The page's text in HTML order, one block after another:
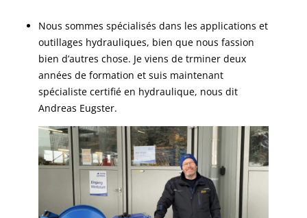
Nous sommes spécialisés dans les applications et
outillages hydrauliques, bien que nous fassion
bien d’autres chose. Je viens de trminer deux
années de formation et suis maintenant
spécialiste certifié en hydraulique, nous dit
Andreas Eugster.